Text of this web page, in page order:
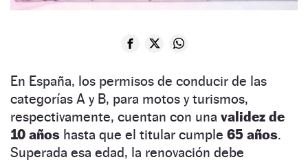
En España, los permisos de conducir de las
categorías A y B, para motos y turismos,
respectivamente, cuentan con una validez de
10 años hasta que el titular cumple 65 años.
Superada esa edad, la renovación debe